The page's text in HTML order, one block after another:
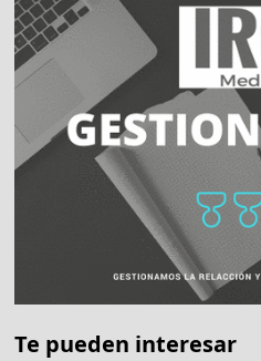
Te pueden interesar